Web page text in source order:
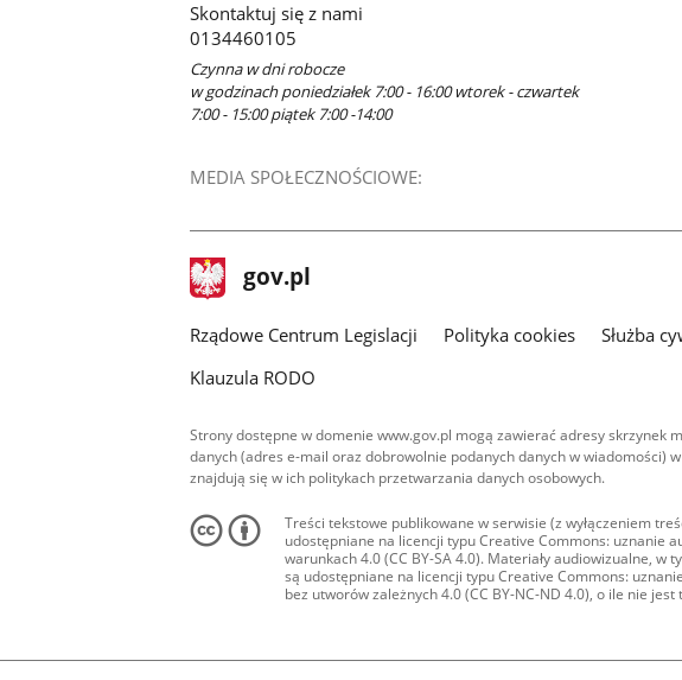
Skontaktuj się z nami
0134460105
Czynna w dni robocze
w godzinach poniedziałek 7:00 - 16:00 wtorek - czwartek
7:00 - 15:00 piątek 7:00 -14:00
MEDIA SPOŁECZNOŚCIOWE:
stopka
gov.pl Strona
gov.pl
Rządowe Centrum Legislacji Polityka cookies Służba
Klauzula RODO
Strony dostępne w domenie www.gov.pl mogą zawierać adresy skrzynek
danych (adres e-mail oraz dobrowolnie podanych danych w wiadomości)
znajdują się w ich politykach przetwarzania danych osobowych.
Treści tekstowe publikowane w serwisie (z wyłączeniem
udostępniane na licencji typu Creative Commons: uznanie
warunkach 4.0 (CC BY-SA 4.0). Materiały audiowizualne, w
są udostępniane na licencji typu Creative Commons:
bez utworów zależnych 4.0 (CC BY-NC-ND 4.0), o ile nie